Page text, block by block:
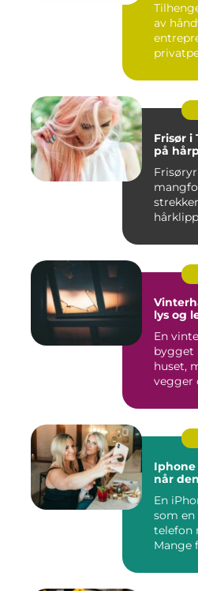
av
Frisør i
på
Vinterhage
lys og
En
bygget
huset,
vegger
Iphone smart valg, også
når
En
som
telefon
Mange